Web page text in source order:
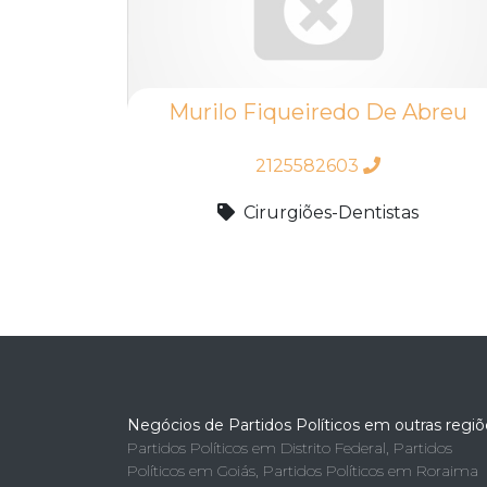
Murilo Fiqueiredo De Abreu
2125582603
Cirurgiões-Dentistas
Negócios de Partidos Políticos em outras
Partidos Políticos em Distrito Federal, Partidos
Políticos em Goiás, Partidos Políticos em Roraima